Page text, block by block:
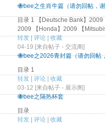
🐝bee之生肖牛篇（请勿回帖，
目录 1 【Deutsche Bank】
2009 【Honda】2009 【
转发|评论|收藏
04-19 [来自帖子 - 交流阁]
🐝bee之2026青封篇（请勿回帖
目录 1
转发 | 评论 | 收藏
03-12 [来自帖子 - 展示阁]
🐝bee之隔热杯套
目录
转发 | 评论 | 收藏